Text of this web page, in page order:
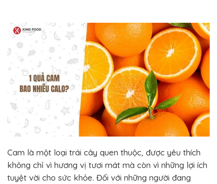
Cam là một loại trái cây quen thuộc, được yêu thích
không chỉ vì hương vị tươi mát mà còn vì những lợi ích
tuyệt vời cho sức khỏe. Đối với những người đang